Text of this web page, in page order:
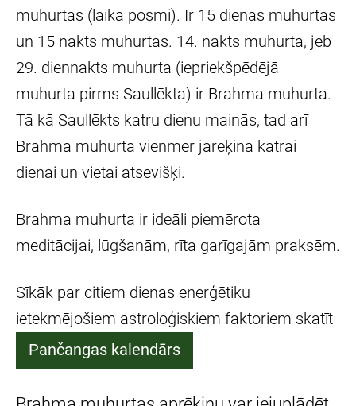
muhurtas (laika posmi). Ir 15 dienas muhurtas
un 15 nakts muhurtas. 14. nakts muhurta, jeb
29. diennakts muhurta (iepriekšpēdējā
muhurta pirms Saullēkta) ir Brahma muhurta.
Tā kā Saullēkts katru dienu mainās, tad arī
Brahma muhurta vienmēr jārēķina katrai
dienai un vietai atsevišķi.
Brahma muhurta ir ideāli piemērota
meditācijai, lūgšanām, rīta garīgajām praksēm.
Sīkāk par citiem dienas enerģētiku
ietekmējošiem astroloģiskiem faktoriem skatīt
Pančangas kalendārs